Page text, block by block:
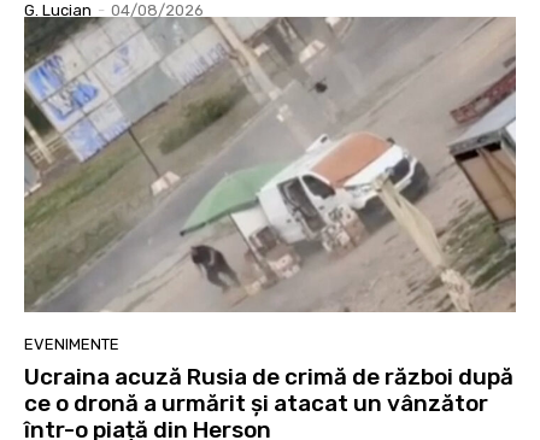
G. Lucian - 04/08/2026
EVENIMENTE
Ucraina acuză Rusia de crimă de război după
ce o dronă a urmărit și atacat un vânzător
într-o piață din Herson